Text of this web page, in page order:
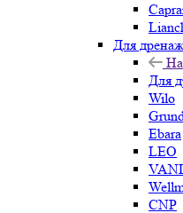
Для
Для
Wilo
Ebara
LEO
CNP